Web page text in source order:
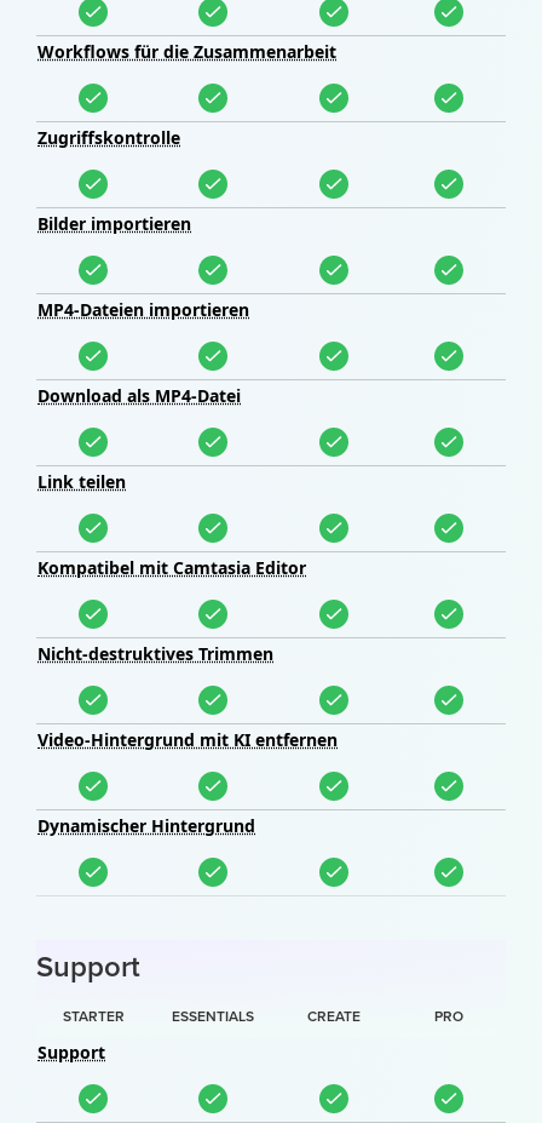
Workflows für die Zusammenarbeit
Zugriffskontrolle
Bilder importieren
MP4-Dateien importieren
Download als MP4-Datei
Link teilen
Kompatibel mit Camtasia Editor
Nicht-destruktives Trimmen
Video-Hintergrund mit KI entfernen
Dynamischer Hintergrund
Support
STARTER ESSENTIALS CREATE PRO
Support